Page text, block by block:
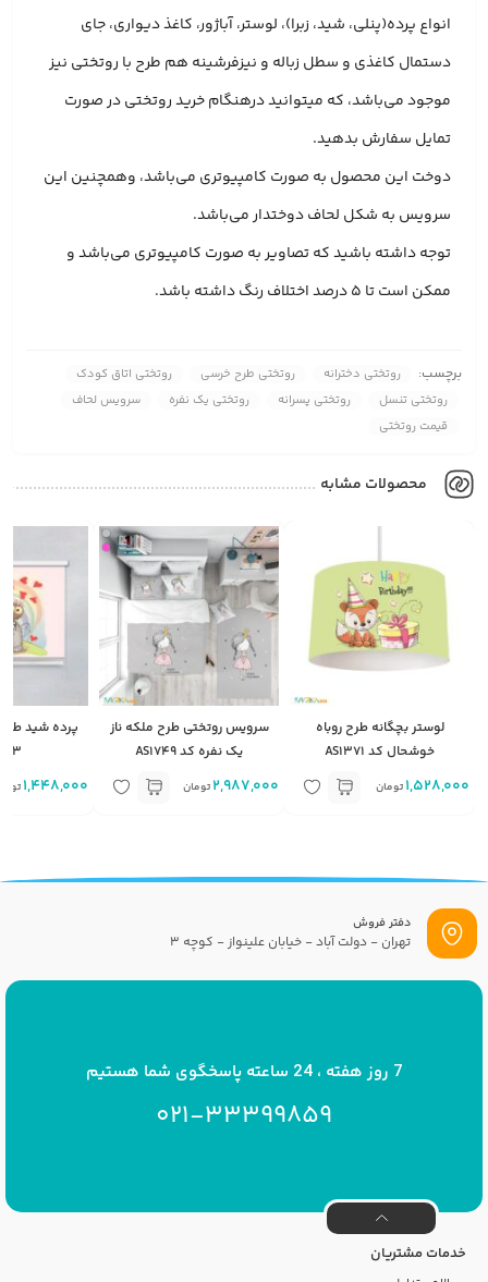
انواع پرده(پنلی، شید، زبرا)، لوستر، آباژور، کاغذ دیواری، جای
دستمال کاغذی و سطل زباله و نیزفرشینه هم طرح با روتختی نیز
موجود می‌باشد، که میتوانید درهنگام خرید روتختی در صورت
تمایل سفارش بدهید.
دوخت این محصول به صورت کامپیوتری می‌باشد، وهمچنین این
سرویس به شکل لحاف دوختدار می‌باشد.
توجه داشته باشید که تصاویر به صورت کامپیوتری می‌باشد و
ممکن است تا 5 درصد اختلاف رنگ داشته باشد.
برچسب: روتختی دخترانه روتختی طرح خرسی
روتختی اتاق کودک
روتختی تنسل
روتختی پسرانه روتختی یک نفره
سرویس لحاف
قیمت روتختی
محصولات مشابه
لوستر بچگانه طرح روباه
خوشحال کد AS1371
1,528,000 تومان
سرویس روتختی طرح ملکه ناز
یک نفره کد AS1749
2,987,000 تومان
پرده شید
1,448,000
دفتر فروش
تهران - دولت آباد - خیابان علینواز - کوچه 3
7 روز هفته ، 24 ساعته پاسخگوی شما هستیم
021-33399859
خدمات مشتریان